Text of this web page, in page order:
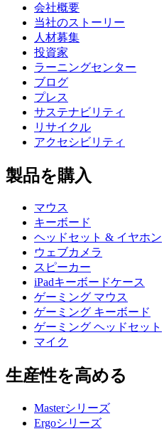
会社概要
当社のストーリー
人材募集
投資家
ラーニングセンター
ブログ
プレス
サステナビリティ
リサイクル
アクセシビリティ
製品を購入
マウス
キーボード
ヘッドセット & イヤホン
ウェブカメラ
スピーカー
iPadキーボードケース
ゲーミング マウス
ゲーミング キーボード
ゲーミング ヘッドセット
マイク
生産性を高める
Masterシリーズ
Ergoシリーズ